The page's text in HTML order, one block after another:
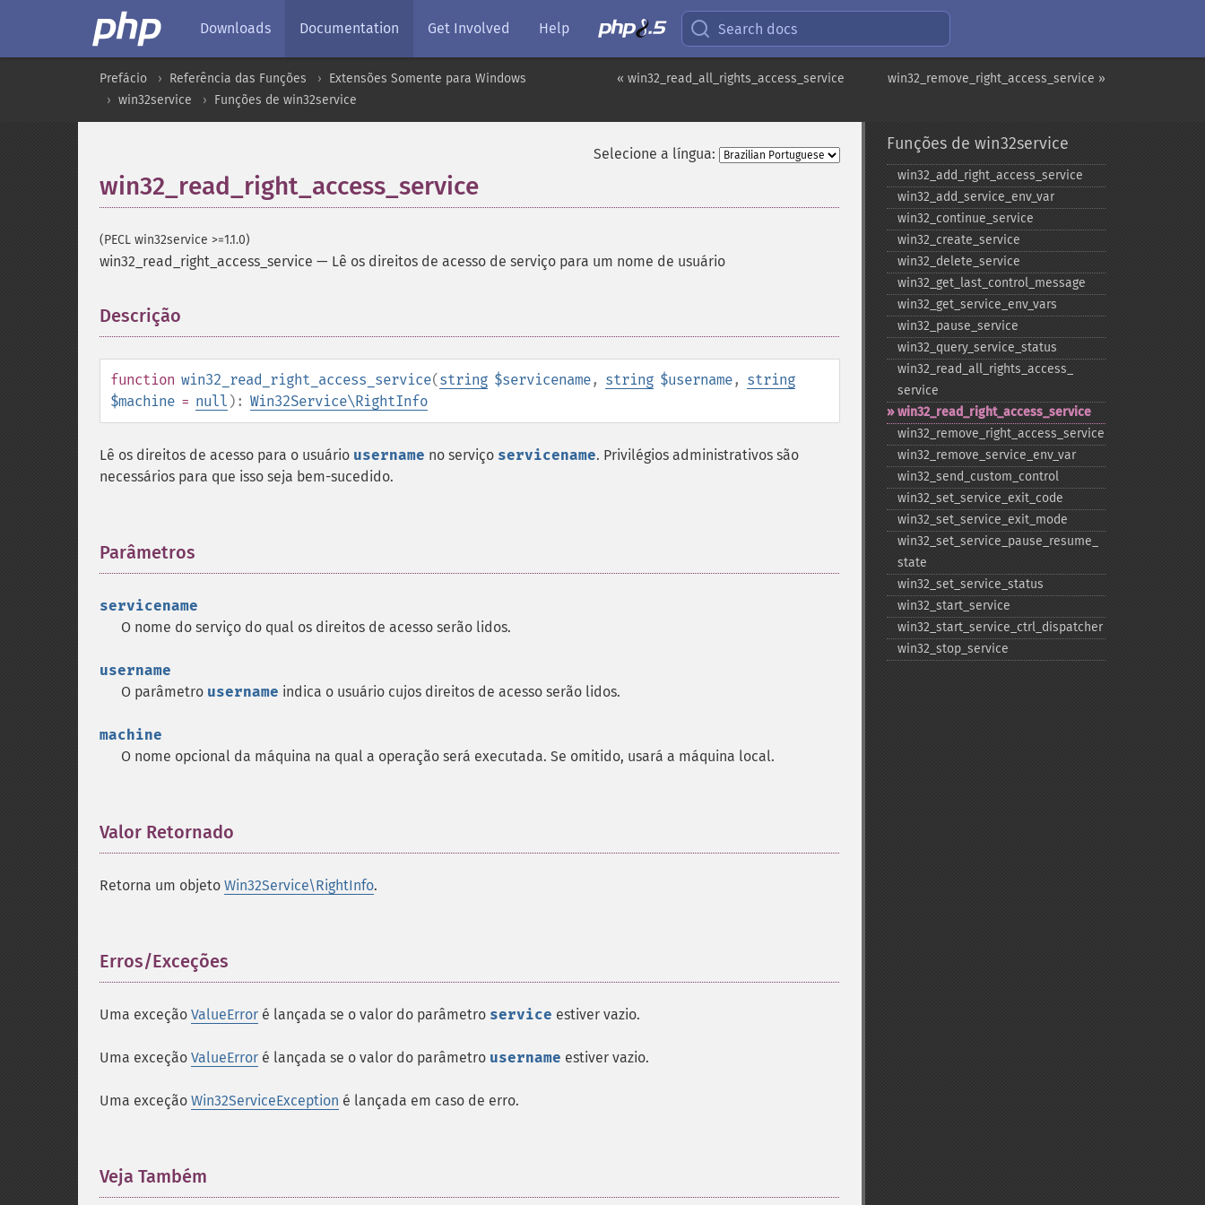
Downloads Documentation Get Involved Help Search docs
win32_remove_right_access_service »
« win32_read_all_rights_access_service
Prefácio Referência das Funções
Extensões Somente para Windows
win32service
Funções de win32service
Selecione a língua:
win32_read_right_access_service
(PECL win32service >=1.1.0)
win32_read_right_access_service — Lê os direitos de acesso de serviço para um nome de usuário
Descrição
function win32_read_right_access_service(string $servicename, string $username, string
$machine = null ): Win32Service\RightInfo
Lê os direitos de acesso para o usuário username no serviço servicename. Privilégios administrativos são
necessários para que isso seja bem-sucedido.
Parâmetros
servicename
O nome do serviço do qual os direitos de acesso serão lidos.
username
O parâmetro username indica o usuário cujos direitos de acesso serão lidos.
machine
O nome opcional da máquina na qual a operação será executada. Se omitido, usará a máquina local.
Valor Retornado
Retorna um objeto Win32Service\RightInfo.
Erros/Exceções
Uma exceção ValueError é lançada se o valor do parâmetro service estiver vazio.
Uma exceção ValueError é lançada se o valor do parâmetro username estiver vazio.
Uma exceção Win32ServiceException é lançada em caso de erro.
Veja Também
Funções de win32service
win32_​add_​right_​access_​service
win32_​add_​service_​env_​var
win32_​continue_​service
win32_​create_​service
win32_​delete_​service
win32_​get_​last_​control_​message
win32_​get_​service_​env_​vars
win32_​pause_​service
win32_​query_​service_​status
win32_​read_​all_​rights_​access_​
service
win32_​read_​right_​access_​service
win32_​remove_​right_​access_​service
win32_​remove_​service_​env_​var
win32_​send_​custom_​control
win32_​set_​service_​exit_​code
win32_​set_​service_​exit_​mode
win32_​set_​service_​pause_​resume_​
state
win32_​set_​service_​status
win32_​start_​service
win32_​start_​service_​ctrl_​dispatcher
win32_​stop_​service